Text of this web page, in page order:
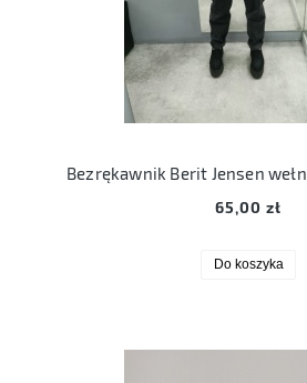
65,00 zł
Do koszyka